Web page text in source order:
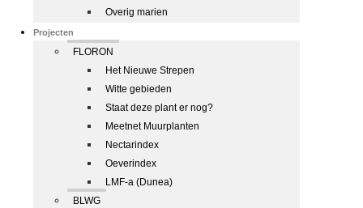
Overig marien
Projecten
FLORON
Het Nieuwe Strepen
Witte gebieden
Staat deze plant er nog?
Meetnet Muurplanten
Nectarindex
Oeverindex
LMF-a (Dunea)
BLWG